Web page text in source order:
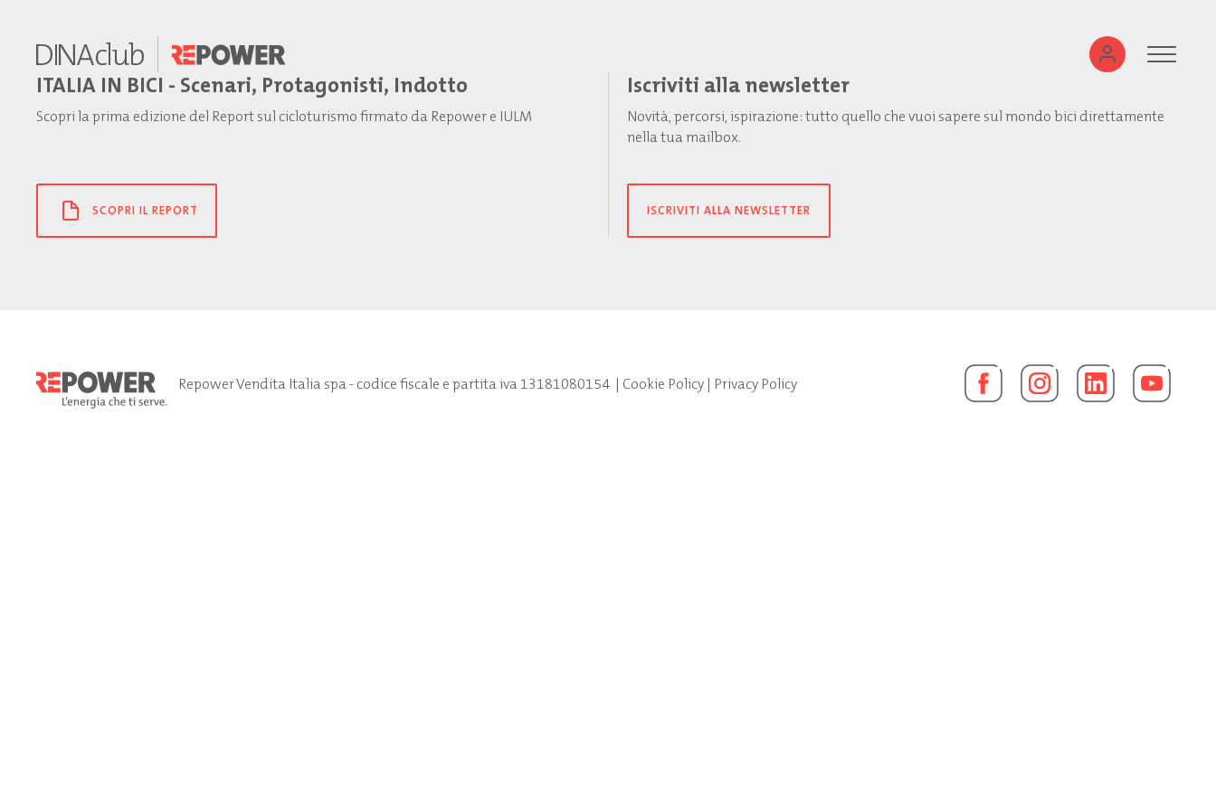
ITALIA IN BICI - Scenari, Protagonisti, Indotto
Scopri la prima edizione del Report sul cicloturismo firmato da Repower e IULM
SCOPRI IL REPORT
Iscriviti alla newsletter
Novità, percorsi, ispirazione: tutto quello che vuoi sapere sul mondo bici direttamente
nella tua mailbox.
ISCRIVITI ALLA NEWSLETTER
Repower Vendita Italia spa - codice fiscale e partita iva 13181080154| Cookie Policy| Privacy Policy